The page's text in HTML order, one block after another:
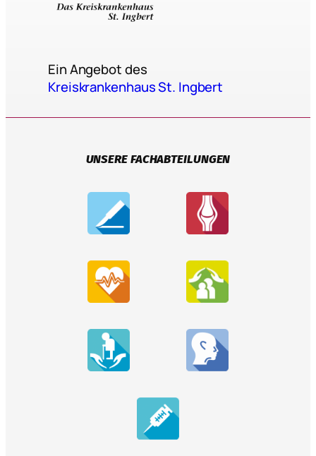
Ein Angebot des
Kreiskrankenhaus St. Ingbert
UNSERE FACHABTEILUNGEN